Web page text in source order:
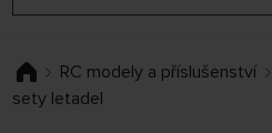
RC modely a příslušenství
sety letadel